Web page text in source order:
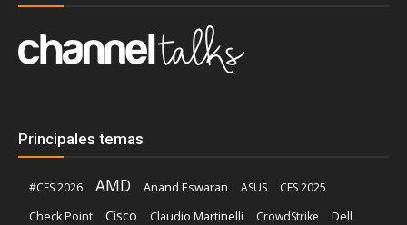
Principales temas
#CES 2026 AMD Anand Eswaran ASUS
CES 2025
Check Point
Cisco Claudio Martinelli CrowdStrike Dell